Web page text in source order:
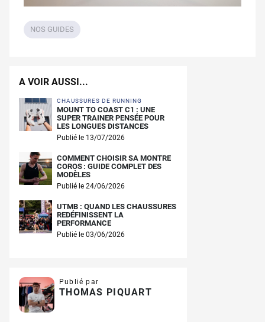
NOS GUIDES
A VOIR AUSSI...
CHAUSSURES DE RUNNING
MOUNT TO COAST C1 : UNE
SUPER TRAINER PENSÉE POUR
LES LONGUES DISTANCES
Publié le 13/07/2026
COMMENT CHOISIR SA MONTRE
COROS : GUIDE COMPLET DES
MODÈLES
Publié le 24/06/2026
UTMB : QUAND LES CHAUSSURES
REDÉFINISSENT LA
PERFORMANCE
Publié le 03/06/2026
Publié par
THOMAS PIQUART